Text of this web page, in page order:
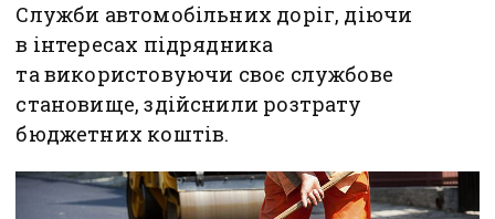
Служби автомобільних доріг, діючи
в інтересах підрядника
та використовуючи своє службове
становище, здійснили розтрату
бюджетних коштів.